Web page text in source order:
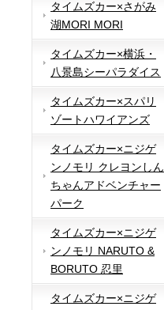
タイムズカー×さがみ
湖MORI MORI
タイムズカー×横浜・
八景島シーパラダイス
タイムズカー×スパリ
ゾートハワイアンズ
タイムズカー×ニジゲ
ンノモリ クレヨンしん
ちゃんアドベンチャー
パーク
タイムズカー×ニジゲ
ンノモリ NARUTO &
BORUTO 忍里
タイムズカー×ニジゲ